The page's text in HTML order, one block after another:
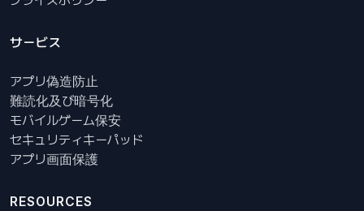
サービス
アプリ偽造防止
難読化及び暗号化
モバイルゲーム保安
セキュリティキーパッド
アプリ画面保護
RESOURCES